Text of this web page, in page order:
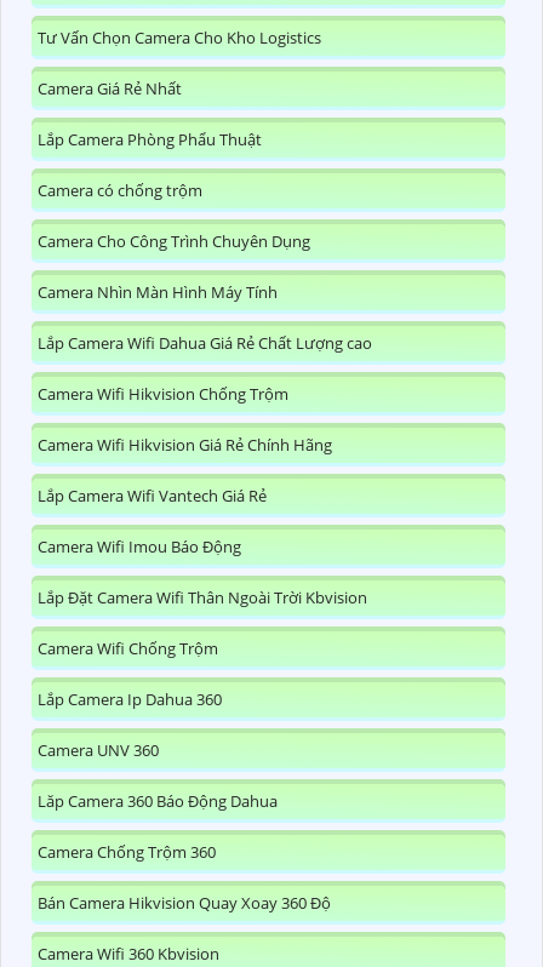
Tư Vấn Chọn Camera Cho Kho Logistics
Camera Giá Rẻ Nhất
Lắp Camera Phòng Phẩu Thuật
Camera có chống trộm
Camera Cho Công Trình Chuyên Dụng
Camera Nhìn Màn Hình Máy Tính
Lắp Camera Wifi Dahua Giá Rẻ Chất Lượng cao
Camera Wifi Hikvision Chống Trộm
Camera Wifi Hikvision Giá Rẻ Chính Hãng
Lắp Camera Wifi Vantech Giá Rẻ
Camera Wifi Imou Báo Động
Lắp Đặt Camera Wifi Thân Ngoài Trời Kbvision
Camera Wifi Chống Trộm
Lắp Camera Ip Dahua 360
Camera UNV 360
Lăp Camera 360 Báo Động Dahua
Camera Chống Trộm 360
Bán Camera Hikvision Quay Xoay 360 Độ
Camera Wifi 360 Kbvision